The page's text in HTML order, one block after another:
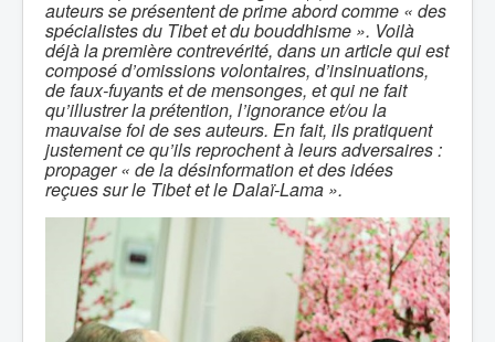
auteurs se présentent de prime abord comme « des
spécialistes du Tibet et du bouddhisme ». Voilà
déjà la première contrevérité, dans un article qui est
composé d’omissions volontaires, d’insinuations,
de faux-fuyants et de mensonges, et qui ne fait
qu’illustrer la prétention, l’ignorance et/ou la
mauvaise foi de ses auteurs. En fait, ils pratiquent
justement ce qu’ils reprochent à leurs adversaires :
propager « de la désinformation et des idées
reçues sur le Tibet et le Dalaï-Lama ».